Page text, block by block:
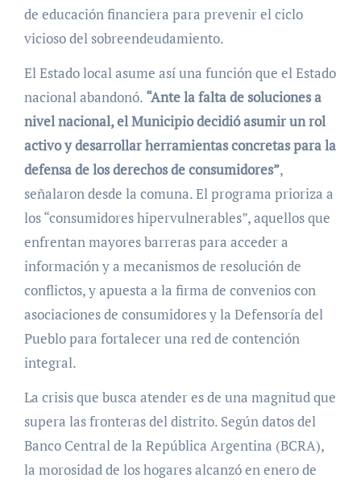
de educación financiera para prevenir el ciclo
vicioso del sobreendeudamiento.
El Estado local asume así una función que el Estado
nacional abandonó. “Ante la falta de soluciones a
nivel nacional, el Municipio decidió asumir un rol
activo y desarrollar herramientas concretas para la
defensa de los derechos de consumidores”,
señalaron desde la comuna. El programa prioriza a
los “consumidores hipervulnerables”, aquellos que
enfrentan mayores barreras para acceder a
información y a mecanismos de resolución de
conflictos, y apuesta a la firma de convenios con
asociaciones de consumidores y la Defensoría del
Pueblo para fortalecer una red de contención
integral.
La crisis que busca atender es de una magnitud que
supera las fronteras del distrito. Según datos del
Banco Central de la República Argentina (BCRA),
la morosidad de los hogares alcanzó en enero de